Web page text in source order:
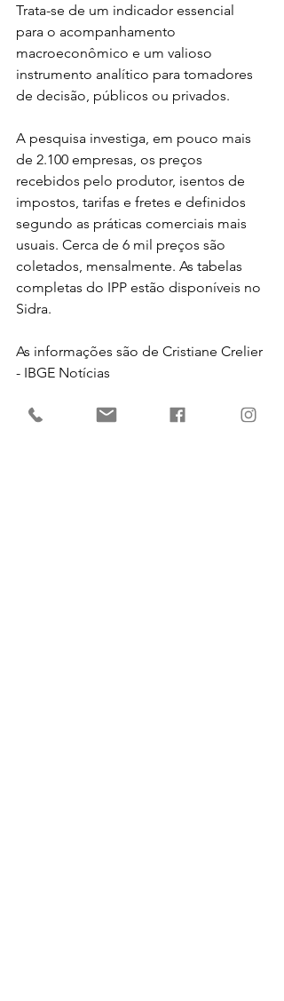
Trata-se de um indicador essencial
para o acompanhamento
macroeconômico e um valioso
instrumento analítico para tomadores
de decisão, públicos ou privados.
A pesquisa investiga, em pouco mais
de 2.100 empresas, os preços
recebidos pelo produtor, isentos de
impostos, tarifas e fretes e definidos
segundo as práticas comerciais mais
usuais. Cerca de 6 mil preços são
coletados, mensalmente. As tabelas
completas do IPP estão disponíveis no
Sidra.
As informações são de Cristiane Crelier
- IBGE Notícias